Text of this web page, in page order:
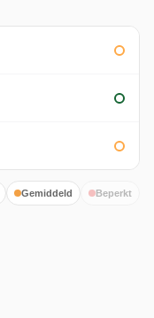
Gemiddeld Beperkt